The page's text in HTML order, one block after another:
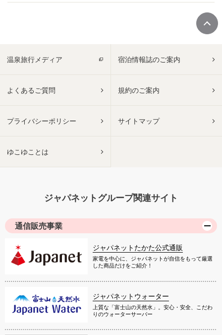
温泉旅行メディア 宿泊情報誌のご案内
よくあるご質問 規約のご案内
プライバシーポリシー サイトマップ
ゆこゆことは
ジャパネットグループ関連サイト
通信販売事業
ジャパネットたかた公式通販
家電を中心に、ジャパネットが自信をもって厳選
した商品だけをご紹介！
ジャパネットウォーター
上質な「富士山の天然水」。安心・安全、こだわ
りのウォーターサーバー